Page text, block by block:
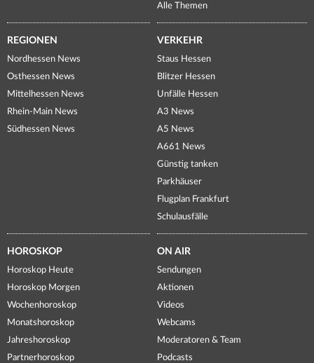
Alle Themen
REGIONEN
Nordhessen News
Osthessen News
Mittelhessen News
Rhein-Main News
Südhessen News
VERKEHR
Staus Hessen
Blitzer Hessen
Unfälle Hessen
A3 News
A5 News
A661 News
Günstig tanken
Parkhäuser
Flugplan Frankfurt
Schulausfälle
HOROSKOP
Horoskop Heute
Horoskop Morgen
Wochenhoroskop
Monatshoroskop
Jahreshoroskop
Partnerhoroskop
ON AIR
Sendungen
Aktionen
Videos
Webcams
Moderatoren & Team
Podcasts